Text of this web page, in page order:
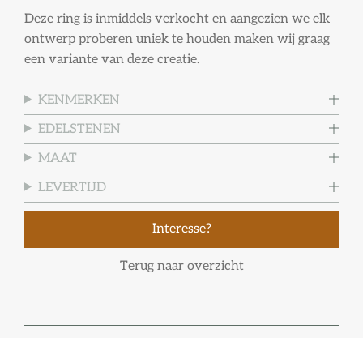
Deze ring is inmiddels verkocht en aangezien we elk
ontwerp proberen uniek te houden maken wij graag
een variante van deze creatie.
KENMERKEN
EDELSTENEN
MAAT
LEVERTIJD
Interesse?
Terug naar overzicht